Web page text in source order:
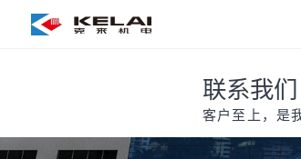
联系我们
客户至上，是